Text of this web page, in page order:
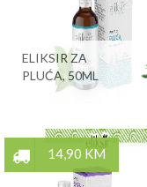
ELIKSIR ZA
PLUĆA, 50ML
14,90 KM